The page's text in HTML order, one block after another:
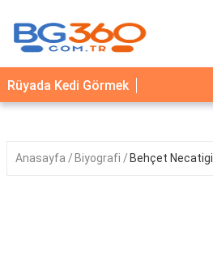
YEMEK
TARİFLERİ
Rüyada Kedi Görmek
Anasayfa Biyografi Behçet Necatigil